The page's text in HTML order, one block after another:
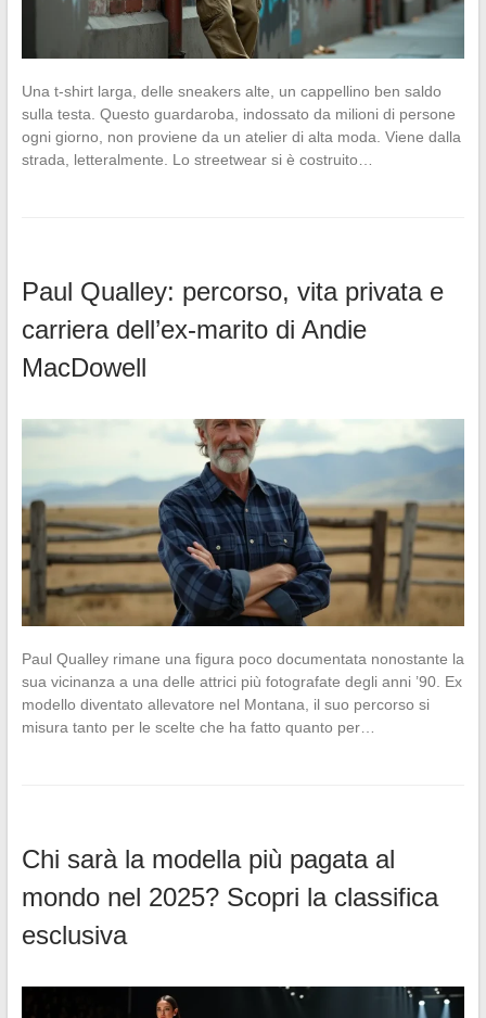
Una t-shirt larga, delle sneakers alte, un cappellino ben saldo
sulla testa. Questo guardaroba, indossato da milioni di persone
ogni giorno, non proviene da un atelier di alta moda. Viene dalla
strada, letteralmente. Lo streetwear si è costruito…
Paul Qualley: percorso, vita privata e
carriera dell’ex-marito di Andie
MacDowell
Paul Qualley rimane una figura poco documentata nonostante la
sua vicinanza a una delle attrici più fotografate degli anni ’90. Ex
modello diventato allevatore nel Montana, il suo percorso si
misura tanto per le scelte che ha fatto quanto per…
Chi sarà la modella più pagata al
mondo nel 2025? Scopri la classifica
esclusiva